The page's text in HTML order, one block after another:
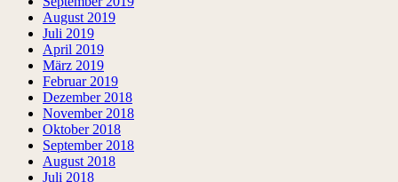
August 2019
Juli 2019
April 2019
März 2019
Februar 2019
Dezember 2018
November 2018
Oktober 2018
September 2018
August 2018
Juli 2018